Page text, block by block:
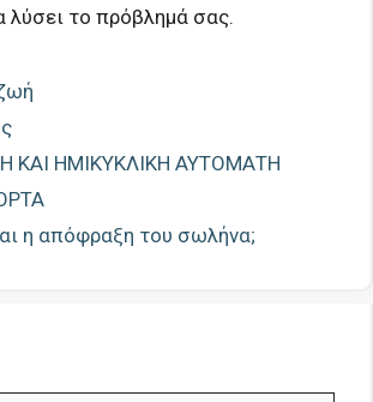
λύσει το πρόβλημά σας.
ΚΑΙ ΗΜΙΚΥΚΛΙΚΗ ΑΥΤΟΜΑΤΗ
η απόφραξη του σωλήνα;